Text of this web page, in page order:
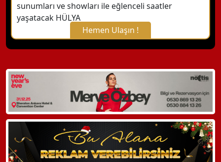
sunumları ve showları ile eğlenceli saatler
yaşatacak HÜLYA
Hemen Ulaşın !
X Kapat
WhatsApp ile Bilgi Alın
Hemen Arayın
Detaylı Bilgi Alın